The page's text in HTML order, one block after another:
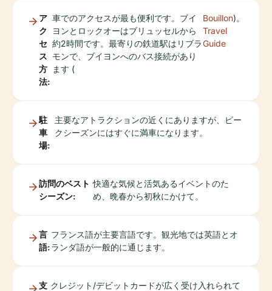
ア
ク
セ
ス
方
法:
車でのアクセスが最も便利です。ブイ
ヨンとロックオーはブリュッセルから
約2時間です。最寄りの鉄道駅はリブラ
モンで、ブイヨンへのバス接続があり
ます (
Bouillon
Travel
Guide
)。
駐
車
場:
主要なアトラクションの近くにありますが、ピー
クシーズンにはすぐに満車になります。
訪問のベスト
シーズン:
快適な気候と活気あるイベントのた
め、晩春から初秋にかけて。
言
語:
フランス語が主要言語です。観光地では英語とオ
ランダ語が一般的に通じます。
支 クレジット/デビットカードが広く受け入れられて